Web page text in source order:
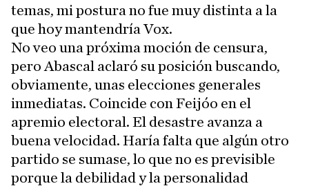
temas, mi postura no fue muy distinta a la
que hoy mantendría Vox.
No veo una próxima moción de censura,
pero Abascal aclaró su posición buscando,
obviamente, unas elecciones generales
inmediatas. Coincide con Feijóo en el
apremio electoral. El desastre avanza a
buena velocidad. Haría falta que algún otro
partido se sumase, lo que no es previsible
porque la debilidad y la personalidad